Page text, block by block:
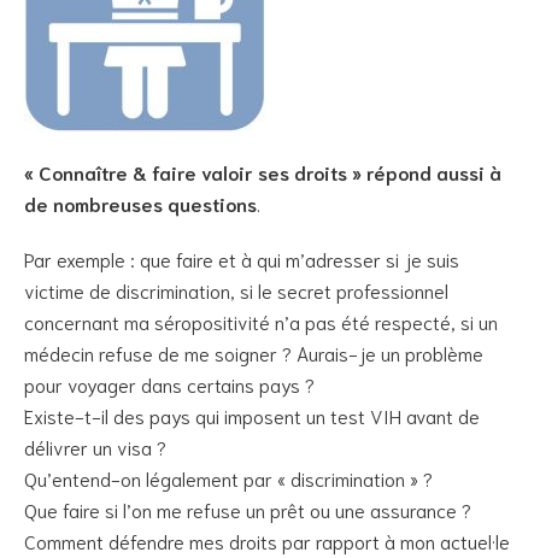
« Connaître & faire valoir ses droits » répond aussi à
de nombreuses questions
Par exemple : que faire et à qui m’adresser si je suis
victime de discrimination, si le secret professionnel
concernant ma séropositivité n’a pas été respecté, si un
médecin refuse de me soigner ? Aurais-je un problème
pour voyager dans certains pays ?
Existe-t-il des pays qui imposent un test VIH avant de
délivrer un visa ?
Qu’entend-on légalement par « discrimination » ?
Que faire si l’on me refuse un prêt ou une assurance ?
Comment défendre mes droits par rapport à mon actuel·le